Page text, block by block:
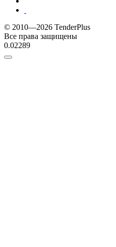
© 2010—2026 TenderPlus
Все права защищены
0.02289